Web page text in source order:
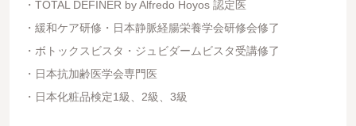
TOTAL DEFINER by Alfredo Hoyos 認定医
緩和ケア研修・日本静脈経腸栄養学会研修会修了
ボトックスビスタ・ジュビダームビスタ受講修了
日本抗加齢医学会専門医
日本化粧品検定1級、2級、3級